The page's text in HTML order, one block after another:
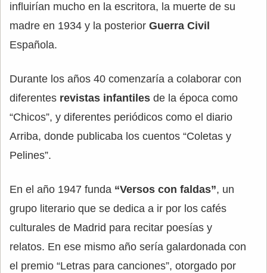
influirían mucho en la escritora, la muerte de su
madre en 1934 y la posterior Guerra Civil
Española.
Durante los años 40 comenzaría a colaborar con
diferentes revistas infantiles de la época como
“Chicos”, y diferentes periódicos como el diario
Arriba, donde publicaba los cuentos “Coletas y
Pelines”.
En el año 1947 funda “Versos con faldas”, un
grupo literario que se dedica a ir por los cafés
culturales de Madrid para recitar poesías y
relatos. En ese mismo año sería galardonada con
el premio “Letras para canciones”, otorgado por